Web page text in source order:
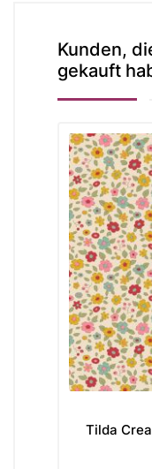
Kunden,
gekauft
Tilda